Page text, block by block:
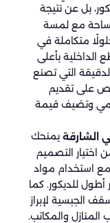
بل عن نتيجة
مع لمسة
متكاملة في
الداخلية بأعلى
التي تصنع
على تقديم
وتضيف قيمة
الشارقة يمنحك
التصميم
مع استخدام مواد
للديكور. كما
الجبسية لإبراز
والمكاتب.